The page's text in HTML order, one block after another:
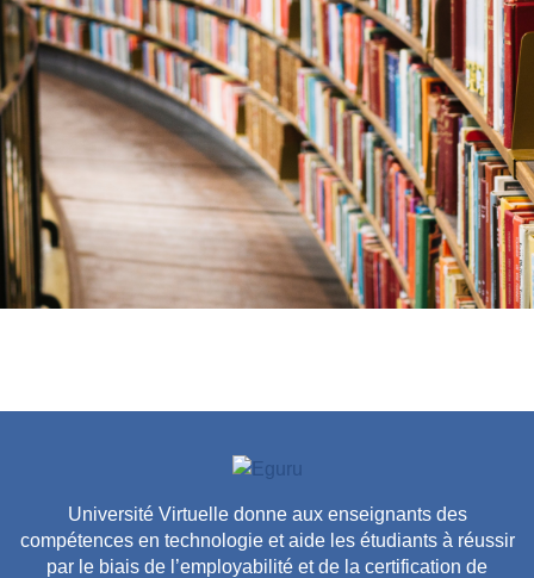
Université Virtuelle donne aux enseignants des
compétences en technologie et aide les étudiants à réussir
par le biais de l’employabilité et de la certification de